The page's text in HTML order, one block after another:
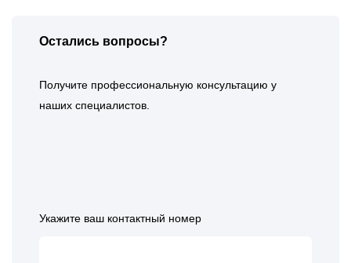
Остались вопросы?
Получите профессиональную консультацию у
наших специалистов.
Укажите ваш контактный номер